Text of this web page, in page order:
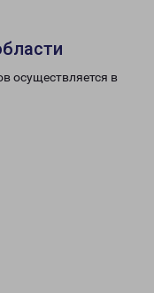
осуществляется в